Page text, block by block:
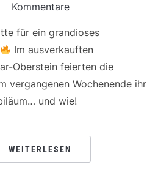
Kommentare
für ein grandioses
Im ausverkauften
Oberstein feierten die
vergangenen Wochenende ihr
und wie!
WEITERLESEN